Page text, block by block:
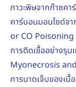
ภาวะพิษจากก๊าซค
คาร์บอนมอนไซด์จ
or CO
การติดเชื้ออย่างรุ
Myonecrosis
การบาดเจ็บของเ